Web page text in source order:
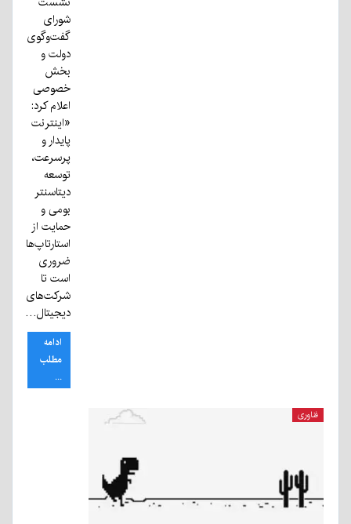
شورای
گفت‌وگوی
دولت و
بخش
خصوصی
اعلام کرد:
«اینترنت
پایدار و
پرسرعت،
توسعه
دیتاسنتر
بومی و
حمایت از
استارتاپ‌ها
ضروری
است تا
شرکت‌های
دیجیتال…
ادامه
مطلب
...
فناوری